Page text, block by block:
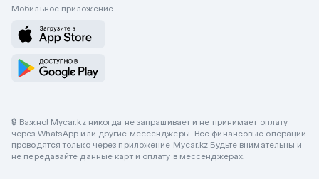
Мобильное приложение
🔒 Важно! Mycar.kz никогда не запрашивает и не принимает оплату
через WhatsApp или другие мессенджеры. Все финансовые операции
проводятся только через приложение Mycar.kz Будьте внимательны и
не передавайте данные карт и оплату в мессенджерах.